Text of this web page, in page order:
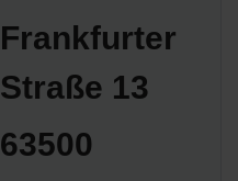
Frankfurter
Straße 13
63500